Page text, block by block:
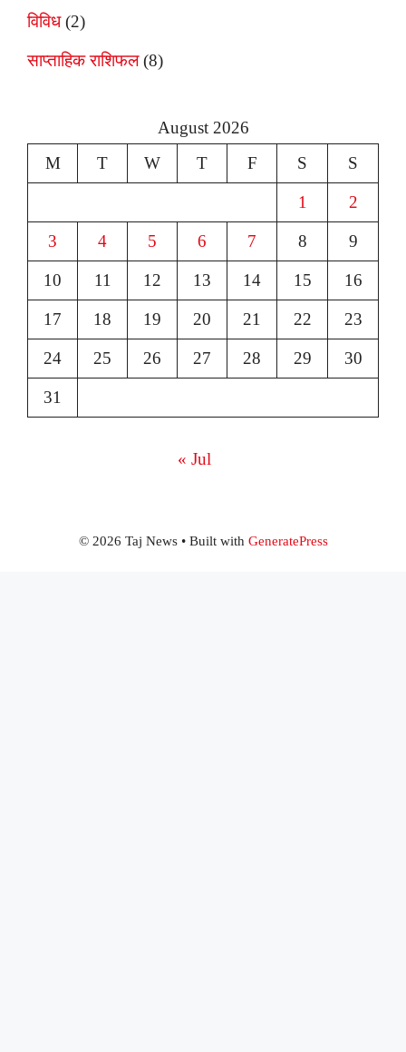
विविध(2)
साप्ताहिक राशिफल(8)
August 2026
M
T W T F S S
1 2
3 4 5 6 7 8 9
10 11 12 13 14 15 16
17 18 19 20 21 22 23
24 25 26 27 28 29 30
31
« Jul
© 2026 Taj News• Built with GeneratePress